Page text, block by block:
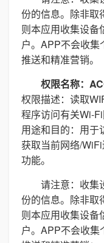
份的信息。除非取
则本应用收集设备
户。APP不会收集
推送和精准营销。
权限名称：
权限描述：读取
程序访问有关Wi-
用途和目的：用于
获取当前网络/
功能。
请注意：收集
份的信息。除非取
则本应用收集设备
户。APP不会收集